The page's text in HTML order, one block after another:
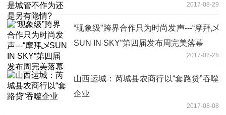
2017-08-29
“现象级”跨界合作只为时尚发声---“摩拜乄
SUN IN SKY”第四届发布周完美落幕
2017-08-28
山西运城：芮城县农商行以“套路贷”吞噬
企业
2017-08-08